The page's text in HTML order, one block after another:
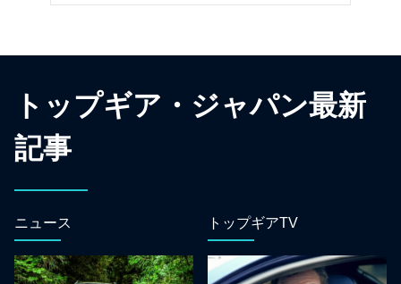
トップギア・ジャパン最新
記事
ニュース トップギアTV